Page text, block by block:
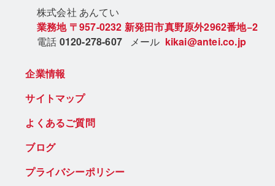
株式会社 あんてい
業務地 〒957-0232 新発田市真野原外2962番地−2
電話 0120-278-607 メール kikai@antei.co.jp
企業情報
サイトマップ
よくあるご質問
ブログ
プライバシーポリシー